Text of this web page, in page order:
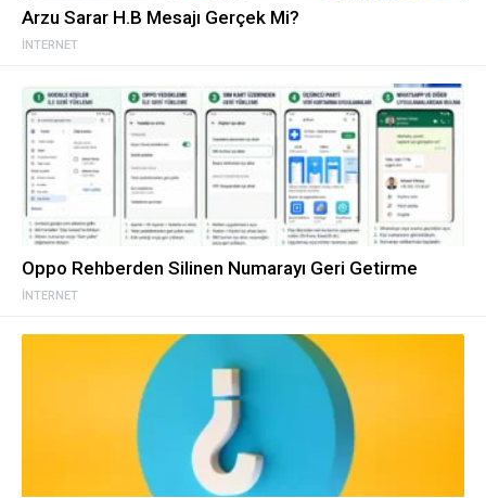
İNTERNET
Arzu Sarar H.B Mesajı Gerçek Mi?
İNTERNET
Oppo Rehberden Silinen Numarayı Geri Getirme